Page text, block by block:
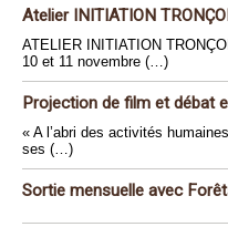
Atelier INITIATION
ATELIER INITIATION
10 et 11 novembre (…)
Projection de film et débat
« A l’abri des activités
ses (…)
Sortie mensuelle avec